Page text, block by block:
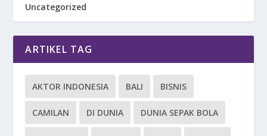
Uncategorized
ARTIKEL TAG
AKTOR INDONESIA BALI BISNIS
CAMILAN DI DUNIA DUNIA SEPAK BOLA